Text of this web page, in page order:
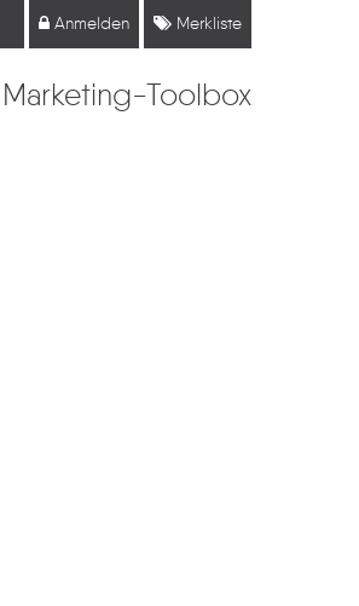
Anmelden Merkliste
Marketing-Toolbox